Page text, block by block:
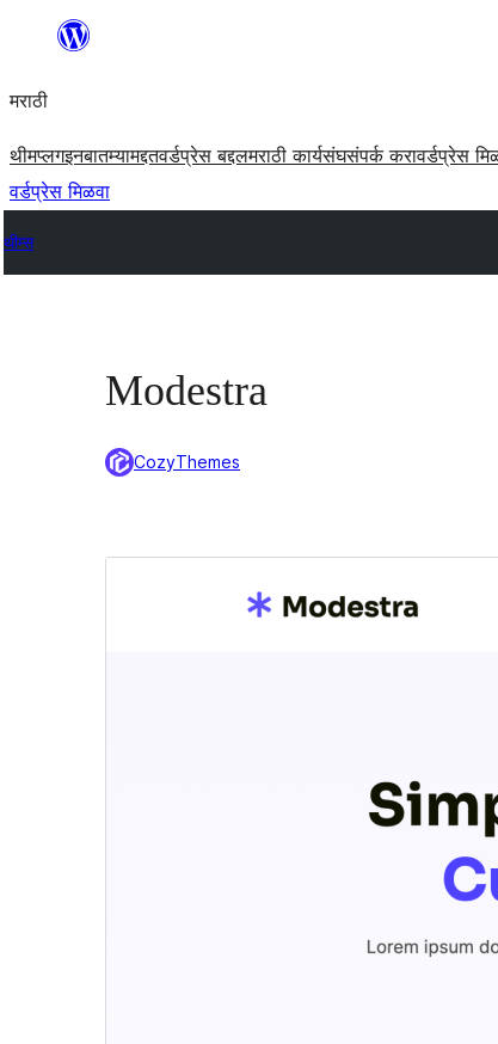
सामुग्रीवर
मराठी
थीमप्लगइनबातम्यामद्दतवर्डप्रेस बद्दलमराठी कार्यसंघसंपर्क करावर्डप्रेस
वर्डप्रेस मिळवा
थीम्स
Modestra
CozyThemes